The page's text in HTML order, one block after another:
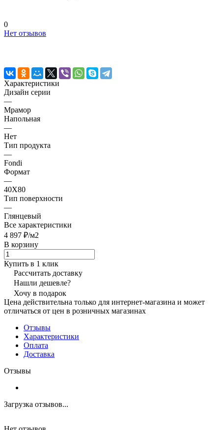
0
Нет отзывов
Характеристики
Дизайн серии
—
Мрамор
Напольная
—
Нет
Тип продукта
—
Fondi
Формат
—
40X80
Тип поверхности
—
Глянцевый
Все характеристики
4 897 ₽/м2
В корзину
Купить в 1 клик
Рассчитать доставку
Нашли дешевле?
Хочу в подарок
Цена действительна только для интернет-магазина и может
отличаться от цен в розничных магазинах
Отзывы
Характеристики
Оплата
Доставка
Отзывы
Загрузка отзывов...